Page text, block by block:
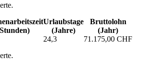
Urlaubs­tage
(Jahre)
Bruttolohn
(Jahr)
24,3
71.175,00 CHF